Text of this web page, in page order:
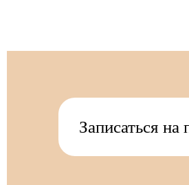
Записаться на